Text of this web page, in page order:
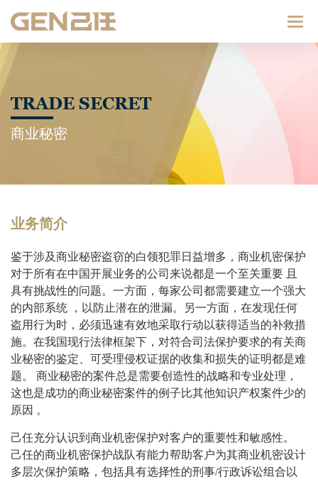
TRADE SECRET
商业秘密
业务简介
鉴于涉及商业秘密盗窃的白领犯罪日益增多，商业机密保护
对于所有在中国开展业务的公司来说都是一个至关重要 且
具有挑战性的问题。一方面，每家公司都需要建立一个强大
的内部系统 ，以防止潜在的泄漏。另一方面，在发现任何
盗用行为时，必须迅速有效地采取行动以获得适当的补救措
施。在我国现行法律框架下，对符合司法保护要求的有关商
业秘密的鉴定、可受理侵权证据的收集和损失的证明都是难
题。 商业秘密的案件总是需要创造性的战略和专业处理，
这也是成功的商业秘密案件的例子比其他知识产权案件少的
原因 。
己任充分认识到商业机密保护对客户的重要性和敏感性。
己任的商业机密保护战队有能力帮助客户为其商业机密设计
多层次保护策略，包括具有选择性的刑事/行政诉讼组合以